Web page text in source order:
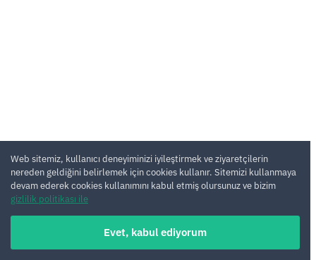
Web sitemiz, kullanıcı deneyiminizi iyileştirmek ve ziyaretçilerin
nereden geldiğini belirlemek için cookies kullanır. Sitemizi kullanmaya
devam ederek cookies kullanımını kabul etmiş olursunuz ve bizim
gizlilik politikası ile
Evet, kabul ediyorum